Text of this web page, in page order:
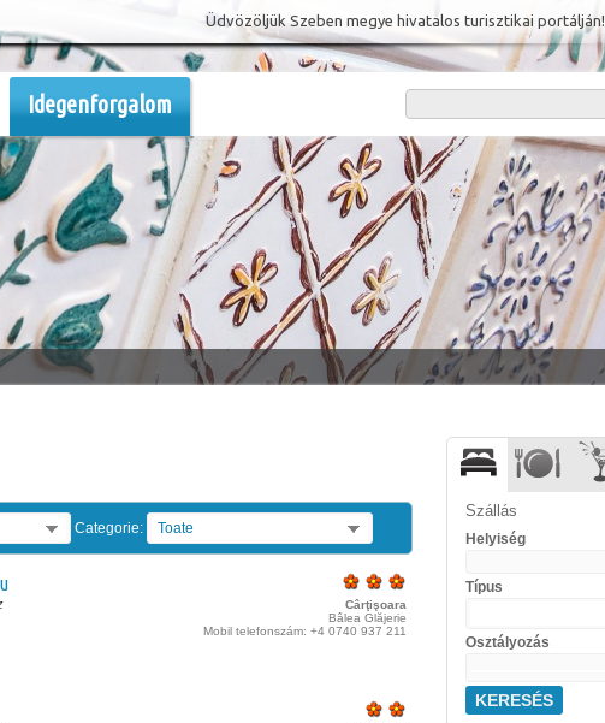
Üdvözöljük Szeben megye hivatalos turisztikai portálján!
Idegenforgalom
Categorie: Toate
Cârţişoara
Bâlea Glăjerie
Mobil telefonszám: +4 0740 937 211
Szállás
Helyiség
Típus
Osztályozás
KERESÉS